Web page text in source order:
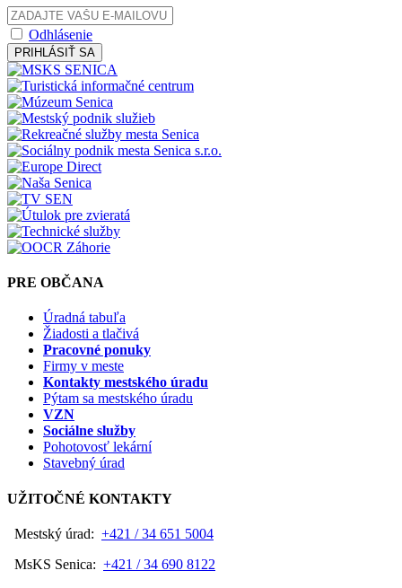
Odhlásenie
PRIHLÁSIŤ SA
PRE OBČANA
Úradná tabuľa
Žiadosti a tlačivá
Pracovné ponuky
Firmy v meste
Kontakty mestského úradu
Pýtam sa mestského úradu
VZN
Sociálne služby
Pohotovosť lekární
Stavebný úrad
UŽITOČNÉ KONTAKTY
Mestský úrad: +421 / 34 651 5004
MsKS Senica: +421 / 34 690 8122